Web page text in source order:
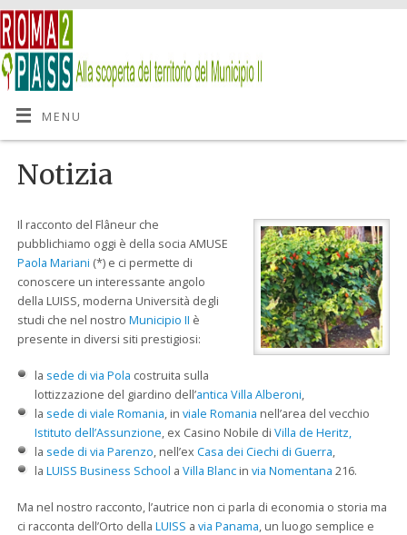
MENU
Notizia
Il racconto del Flâneur che
pubblichiamo oggi è della socia AMUSE
Paola Mariani (*) e ci permette di
conoscere un interessante angolo
della LUISS, moderna Università degli
studi che nel nostro Municipio II è
presente in diversi siti prestigiosi:
la sede di via Pola costruita sulla
lottizzazione del giardino dell’antica Villa Alberoni,
la sede di viale Romania, in viale Romania nell’area del vecchio
Istituto dell’Assunzione, ex Casino Nobile di Villa de Heritz,
la sede di via Parenzo, nell’ex Casa dei Ciechi di Guerra,
la LUISS Business School a Villa Blancin via Nomentana 216.
Ma nel nostro racconto, l’autrice non ci parla di economia o storia ma
ci racconta dell’Orto della LUISS a via Panama, un luogo semplice e